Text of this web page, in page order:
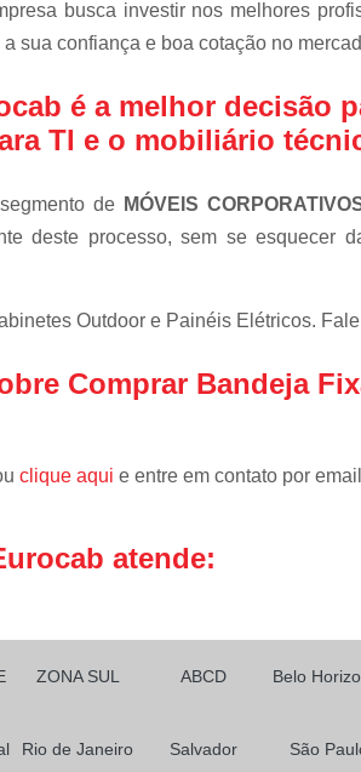
busca investir nos melhores
sua confiança e boa cotação no
é a melhor decisão
TI e o mobiliário
de MÓVEIS
deste processo, sem se esquecer
Outdoor e Painéis Elétricos.
Comprar Bandeja
clique aqui e entre em contato por
atende:
ZONA SUL ABCD Belo
Rio de Janeiro Salvador São